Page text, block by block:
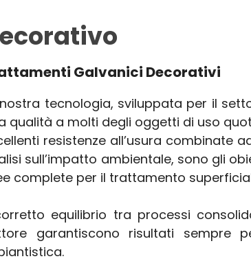
Galvanici Decorativi
tecnologia, sviluppata per il
qualità a molti degli oggetti di uso
resistenze all’usura combinate
sull’impatto ambientale, sono gli
complete per il trattamento
equilibrio tra processi
garantiscono risultati sempre